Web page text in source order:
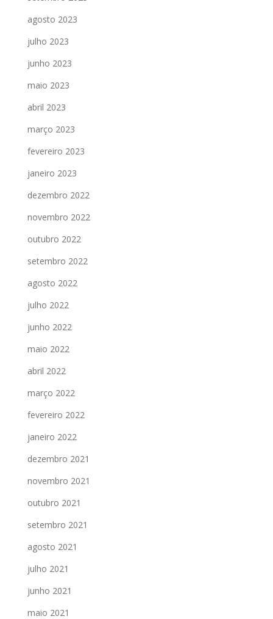
agosto 2023
julho 2023
junho 2023
maio 2023
abril 2023
março 2023
fevereiro 2023
janeiro 2023
dezembro 2022
novembro 2022
outubro 2022
setembro 2022
agosto 2022
julho 2022
junho 2022
maio 2022
abril 2022
março 2022
fevereiro 2022
janeiro 2022
dezembro 2021
novembro 2021
outubro 2021
setembro 2021
agosto 2021
julho 2021
junho 2021
maio 2021